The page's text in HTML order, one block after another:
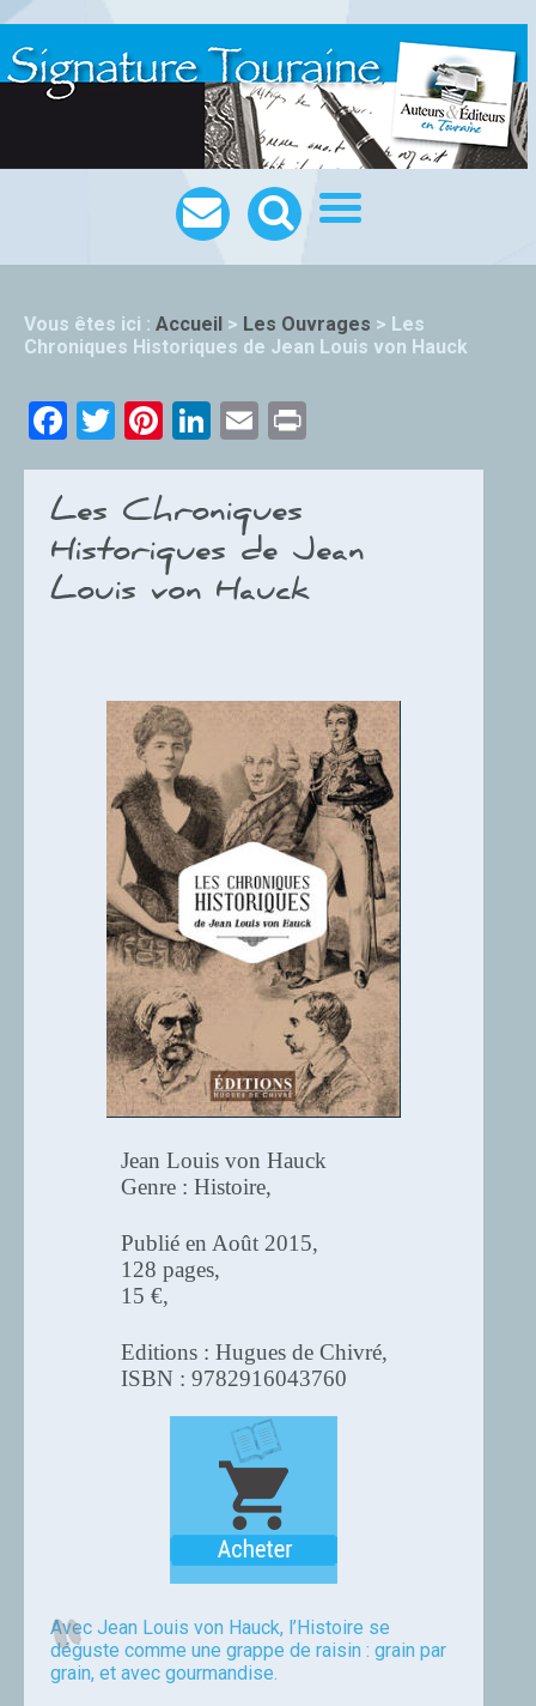
Vous êtes ici : Accueil > Les Ouvrages > Les
Chroniques Historiques de Jean Louis von Hauck
Facebook
TwitterPinterest
LinkedIn
Email
Les Chroniques
Historiques de Jean
Louis von Hauck
Jean Louis von Hauck
Genre : Histoire,
Publié en Août 2015,
128 pages,
15 €,
Editions : Hugues de Chivré,
ISBN : 9782916043760
Avec Jean Louis von Hauck, l’Histoire se
déguste comme une grappe de raisin : grain par
grain, et avec gourmandise.